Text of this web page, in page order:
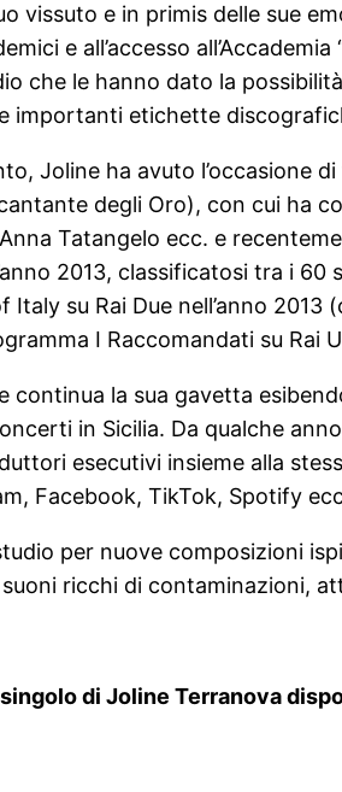
vissuto e in primis delle sue
e all’accesso
che le hanno dato la
importanti etichette
Joline ha avuto l’occasione
degli Oro), con cui ha
Tatangelo ecc. e
2013, classificatosi tra i
Italy su Rai Due nell’anno
I Raccomandati su Rai
continua la sua gavetta
in Sicilia. Da qualche
esecutivi insieme alla
Facebook, TikTok, Spotify
per nuove composizioni
ricchi di contaminazioni,
singolo di Joline Terranova